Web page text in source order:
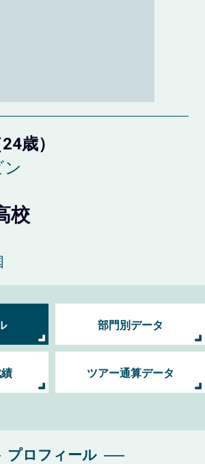
24歳）
校
部門別データ
ツアー通算データ
プロフィール